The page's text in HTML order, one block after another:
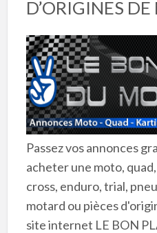
D’ORIGINES
Passez vos annonces
acheter une moto,
cross, enduro, trial,
motard ou pièces
site internet LE BON